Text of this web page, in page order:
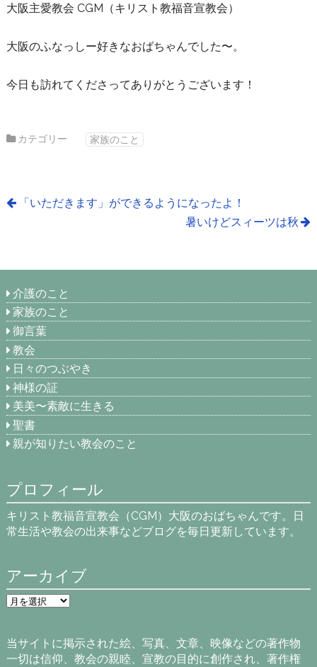
大阪主愛教会 CGM（キリスト教福音宣教会）
大阪のふなっしー好きなおばちゃんでした〜。
今日も訪れてくださってありがとうございます！
カテゴリー 家族のこと
「いただきます」ができるようになったよ！
暑いけどスィーツは秋
介護のこと
家族のこと
御言葉
教会
日々のつぶやき
神様の証
美美〜素敵に生きる
聖書
親が知りたい教会のこと
プロフィール
キリスト教福音宣教会（CGM）大阪のおばちゃんです。日
常生活や教会の出来事などブログを毎日更新しています。
アーカイブ
ア
ー
ブ
当サイトに掲示された絵、写真、文章、映像などの著作物
一切は信仰、教会の親睦、宣教の目的に創作され、著作権